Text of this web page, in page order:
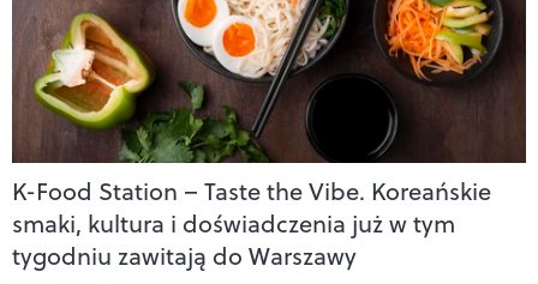
K-Food Station – Taste the Vibe. Koreańskie
smaki, kultura i doświadczenia już w tym
tygodniu zawitają do Warszawy